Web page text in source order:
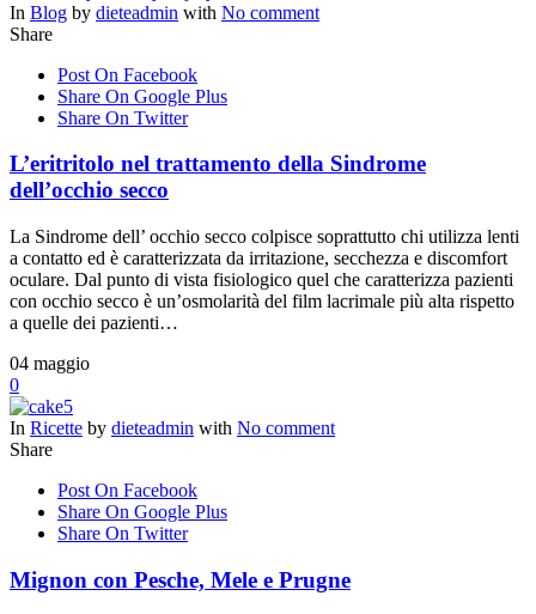
In Blog by dieteadmin with No comment
Share
Post On Facebook
Share On Google Plus
Share On Twitter
L’eritritolo nel trattamento della Sindrome
dell’occhio secco
La Sindrome dell’ occhio secco colpisce soprattutto chi utilizza lenti
a contatto ed è caratterizzata da irritazione, secchezza e discomfort
oculare. Dal punto di vista fisiologico quel che caratterizza pazienti
con occhio secco è un’osmolarità del film lacrimale più alta rispetto
a quelle dei pazienti…
04 maggio
0
In Ricette by dieteadmin with No comment
Share
Post On Facebook
Share On Google Plus
Share On Twitter
Mignon con Pesche, Mele e Prugne